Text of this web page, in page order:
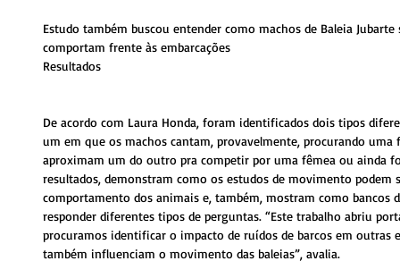
Estudo também buscou entender como machos de Baleia
comportam frente às embarcações
Resultados
De acordo com Laura Honda, foram identificados dois tipos
um em que os machos cantam, provavelmente, procurando
aproximam um do outro pra competir por uma fêmea ou ainda
resultados, demonstram como os estudos de movimento podem
comportamento dos animais e, também, mostram como bancos
responder diferentes tipos de perguntas. “Este trabalho abriu
procuramos identificar o impacto de ruídos de barcos em outras
também influenciam o movimento das baleias”, avalia.